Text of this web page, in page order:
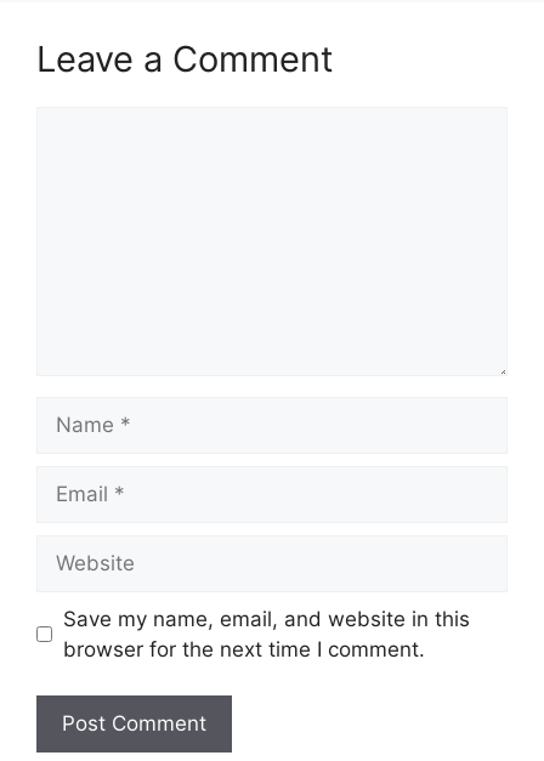
Leave a Comment
Save my name, email, and website in this
browser for the next time I comment.